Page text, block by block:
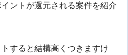
ントが還元される案件を紹介
すると結構高くつきますけ